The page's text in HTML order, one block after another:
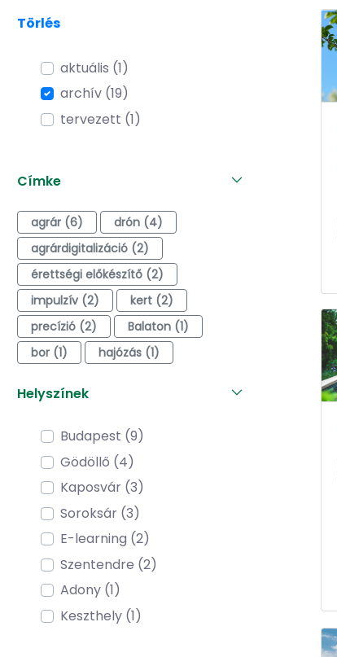
Törlés
aktuális (1)
archív (19)
tervezett (1)
Címke
agrár (6)
drón (4)
agrárdigitalizáció (2)
érettségi előkészítő (2)
impulzív (2)
kert (2)
precízió (2)
Balaton (1)
bor (1)
hajózás (1)
Helyszínek
Budapest (9)
Gödöllő (4)
Kaposvár (3)
Soroksár (3)
E-learning (2)
Szentendre (2)
Adony (1)
Keszthely (1)